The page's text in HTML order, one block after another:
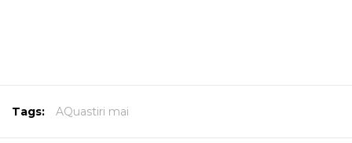
Tags: AQuastiri mai